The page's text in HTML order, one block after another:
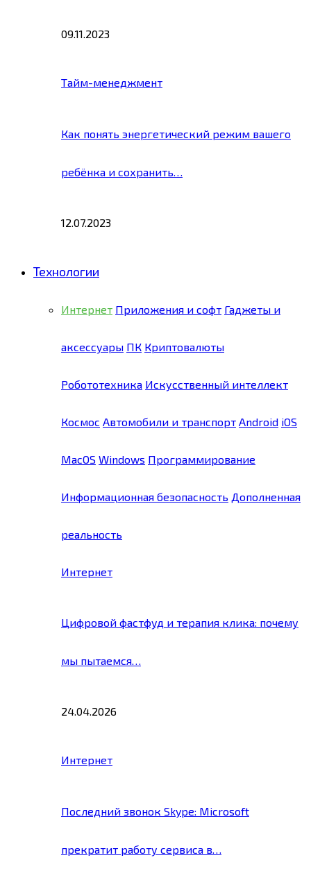
09.11.2023
Тайм-менеджмент
Как понять энергетический режим вашего
ребёнка и сохранить…
12.07.2023
Технологии
Интернет Приложения и софт Гаджеты и
аксессуары ПК Криптовалюты
Робототехника Искусственный интеллект
Космос Автомобили и транспорт Android iOS
MacOS Windows Программирование
Информационная безопасность Дополненная
реальность
Интернет
Цифровой фастфуд и терапия клика: почему
мы пытаемся…
24.04.2026
Интернет
Последний звонок Skype: Microsoft
прекратит работу сервиса в…